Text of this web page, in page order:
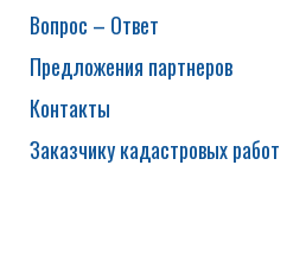
Вопрос – Ответ
Предложения партнеров
Контакты
Заказчику кадастровых работ